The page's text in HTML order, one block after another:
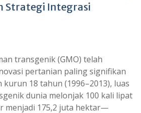
Strategi Integrasi
transgenik (GMO) telah
pertanian paling signifikan
kurun 18 tahun (1996–2013), luas
dunia melonjak 100 kali lipat
menjadi 175,2 juta hektar—